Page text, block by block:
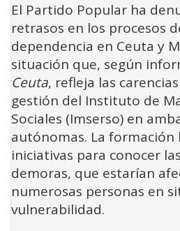
El Partido Popular ha
retrasos en los procesos
dependencia en Ceuta y
situación que, según
Ceuta, refleja las
gestión del Instituto de
Sociales (Imserso) en
autónomas. La formación
iniciativas para conocer
demoras, que estarían
numerosas personas en
vulnerabilidad.